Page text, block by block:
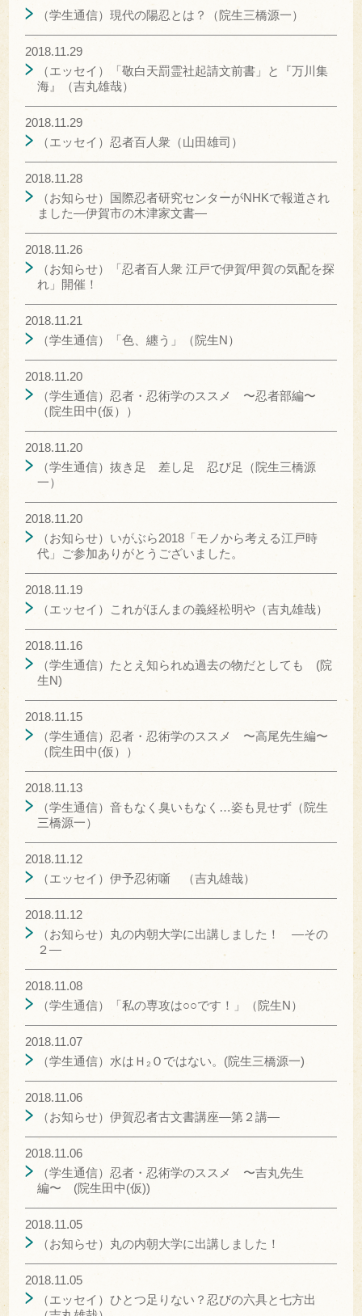
（学生通信）現代の陽忍とは？（院生三橋源一）
（エッセイ）「敬白天罰霊社起請文前書」と『万川集
海』（吉丸雄哉）
2018.11.29
（エッセイ）忍者百人衆（山田雄司）
2018.11.29
（お知らせ）国際忍者研究センターがNHKで報道され
ました―伊賀市の木津家文書―
2018.11.28
（お知らせ）「忍者百人衆 江戸で伊賀/甲賀の気配を探
れ」開催！
2018.11.26
（学生通信）「色、纏う」（院生N）
2018.11.21
（学生通信）忍者・忍術学のススメ 〜忍者部編〜
（院生田中(仮））
2018.11.20
（学生通信）抜き足 差し足 忍び足（院生三橋源
一）
2018.11.20
（お知らせ）いがぶら2018「モノから考える江戸時
代」ご参加ありがとうございました。
2018.11.20
（エッセイ）これがほんまの義経松明や（吉丸雄哉）
2018.11.19
（学生通信）たとえ知られぬ過去の物だとしても (院
生N)
2018.11.16
（学生通信）忍者・忍術学のススメ 〜高尾先生編〜
（院生田中(仮））
2018.11.15
（学生通信）音もなく臭いもなく…姿も見せず（院生
三橋源一）
2018.11.13
（エッセイ）伊予忍術噺 （吉丸雄哉）
2018.11.12
（お知らせ）丸の内朝大学に出講しました！ ―その
２―
2018.11.12
（学生通信）「私の専攻は○○です！」（院生N）
2018.11.08
（学生通信）水はＨ₂Ｏではない。(院生三橋源一)
2018.11.07
（お知らせ）伊賀忍者古文書講座―第２講―
2018.11.06
（学生通信）忍者・忍術学のススメ 〜吉丸先生
編〜 (院生田中(仮))
2018.11.06
（お知らせ）丸の内朝大学に出講しました！
2018.11.05
（エッセイ）ひとつ足りない？忍びの六具と七方出
2018.11.05